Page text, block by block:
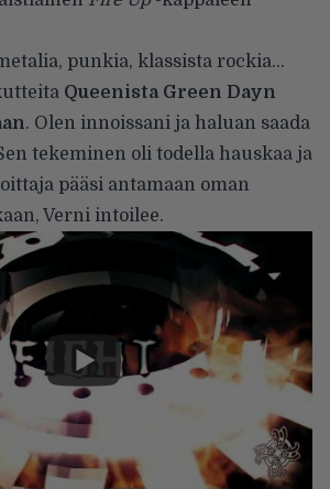
punkia, klassista rockia…
Queenista Green Dayn
. Olen innoissani ja haluan saada
tekeminen oli todella hauskaa ja
pääsi antamaan oman
Verni intoilee.